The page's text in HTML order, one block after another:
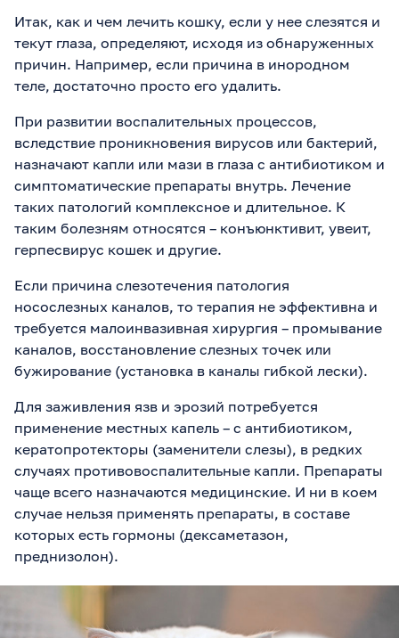
Итак, как и чем лечить кошку, если у нее слезятся и
текут глаза, определяют, исходя из обнаруженных
причин. Например, если причина в инородном
теле, достаточно просто его удалить.
При развитии воспалительных процессов,
вследствие проникновения вирусов или бактерий,
назначают капли или мази в глаза с антибиотиком и
симптоматические препараты внутрь. Лечение
таких патологий комплексное и длительное. К
таким болезням относятся – конъюнктивит, увеит,
герпесвирус кошек и другие.
Если причина слезотечения патология
носослезных каналов, то терапия не эффективна и
требуется малоинвазивная хирургия – промывание
каналов, восстановление слезных точек или
бужирование (установка в каналы гибкой лески).
Для заживления язв и эрозий потребуется
применение местных капель – с антибиотиком,
кератопротекторы (заменители слезы), в редких
случаях противовоспалительные капли. Препараты
чаще всего назначаются медицинские. И ни в коем
случае нельзя применять препараты, в составе
которых есть гормоны (дексаметазон,
преднизолон).